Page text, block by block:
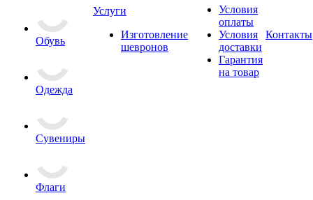
Обувь
Одежда
Сувениры
Флаги
Услуги
Изготовление
шевронов
Условия
оплаты
Условия
доставки
Гарантия
на товар
Контакты